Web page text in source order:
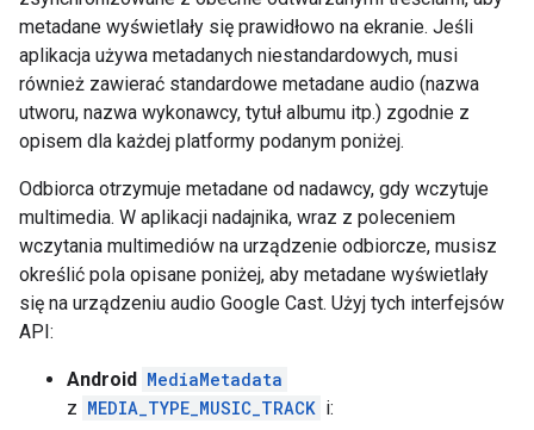
metadane wyświetlały się prawidłowo na ekranie. Jeśli
aplikacja używa metadanych niestandardowych, musi
również zawierać standardowe metadane audio (nazwa
utworu, nazwa wykonawcy, tytuł albumu itp.) zgodnie z
opisem dla każdej platformy podanym poniżej.
Odbiorca otrzymuje metadane od nadawcy, gdy wczytuje
multimedia. W aplikacji nadajnika, wraz z poleceniem
wczytania multimediów na urządzenie odbiorcze, musisz
określić pola opisane poniżej, aby metadane wyświetlały
się na urządzeniu audio Google Cast. Użyj tych interfejsów
API:
Android MediaMetadata
z MEDIA_TYPE_MUSIC_TRACK i: